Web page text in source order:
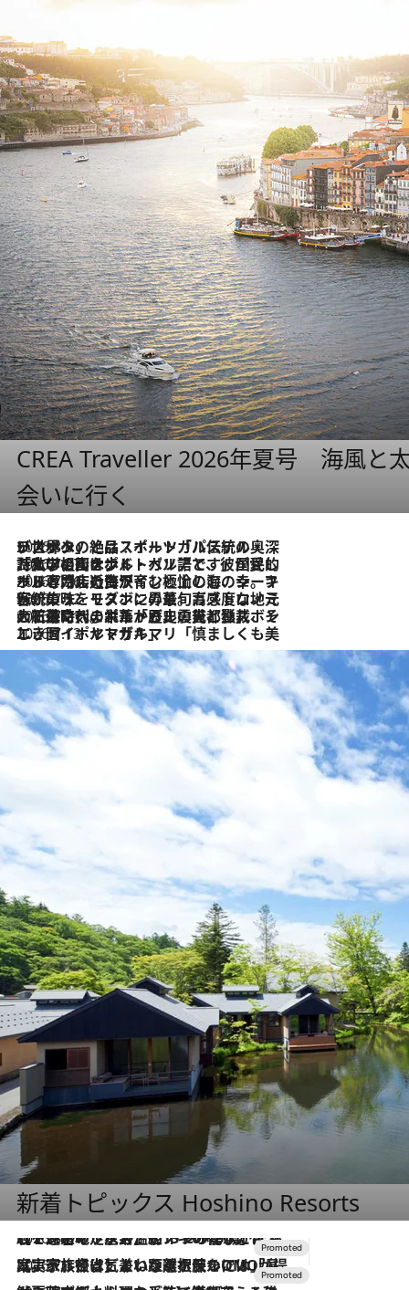
CREA Traveller 2026年夏号 海風と
会いに行く
2026.8.8
リスボンの絶品スイーツ「パステル・デ・ナタ」とは？ポルトガル伝統の奥深い世界へ
2026.7.27
「私の祖国はポルトガル語です」国民的詩人フェルナンド・ペソアと、彼が愛した文学の街を歩く
2026.7.26
ポルトガル近海が育む極上の海の幸。キリリと冷えた白ワインと愉しむ、シーフード専門店の贅沢
2026.7.22
伝統の味をモダンに昇華。高感度な地元客が集う、リスボンの最旬ガストロノミー
2026.7.21
大航海時代の栄華から、震災、独裁、そして革命へ。ポルトガル・首都リスボンの石畳に刻まれた「歴史の光と影」
2026.7.13
エッセイ・ヤマザキマリ「慎ましくも美しき国 ポルトガル」
新着トピックス Hoshino Resorts
2026.8.7
【トンボの足水浴】ヒノキの香りに包まれて涼感マックス！約13℃の湧水かけ流しを避暑地「星野温泉 トンボの湯」で体験
2026.7.31
【ホテル帰省】という選択肢をOMOが提案。家族とほどよい距離を保つには「昼は実家、夜は気兼ねなくホテルで！」